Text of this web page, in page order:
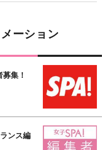
ーション
集！
ンス編